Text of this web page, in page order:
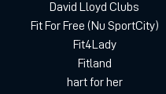
David Lloyd Clubs
Fit For Free (Nu SportCity)
Fit4Lady
Fitland
hart for her